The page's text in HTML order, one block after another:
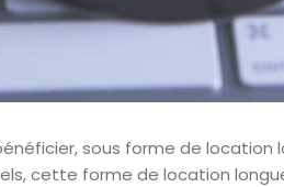
sous forme de location
cette forme de location